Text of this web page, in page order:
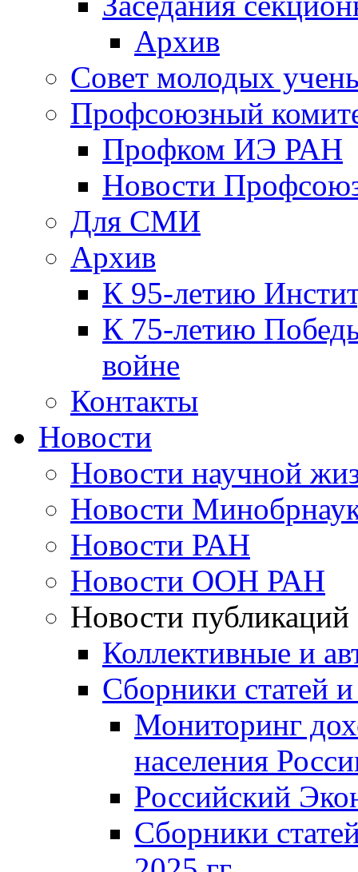
Архив
Совет молодых
Профсоюзный
Профком ИЭ РАН
Новости
Для СМИ
Архив
К 95-летию
К 75-летию
войне
Контакты
Новости
Новости научной
Новости
Новости РАН
Новости ООН РАН
Новости публикаций
Коллективные и
Сборники статей
Мониторинг
населения
Российский
Сборники